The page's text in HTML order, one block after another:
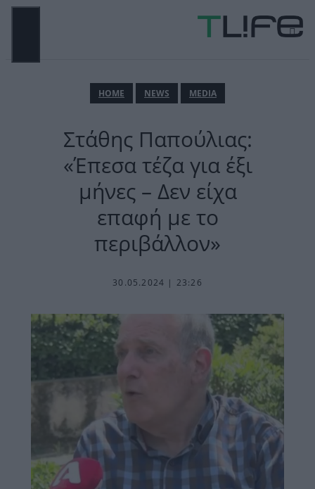
Μετάβαση
ΗΟΜΕ NEWS MEDIA
Στάθης Παπούλιας:
«Έπεσα τέζα για έξι
μήνες – Δεν είχα
επαφή με το
περιβάλλον»
30.05.2024 | 23:26